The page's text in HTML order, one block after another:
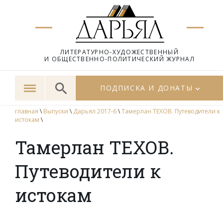
ЛИТЕРАТУРНО-ХУДОЖЕСТВЕННЫЙ
И ОБЩЕСТВЕННО-ПОЛИТИЧЕСКИЙ ЖУРНАЛ
ПОДПИСКА И ДОНАТЫ
главная \ Выпуски \ Дарьял 2017-6\Тамерлан ТЕХОВ. Путеводители к
истокам \
Тамерлан ТЕХОВ.
Путеводители к
истокам